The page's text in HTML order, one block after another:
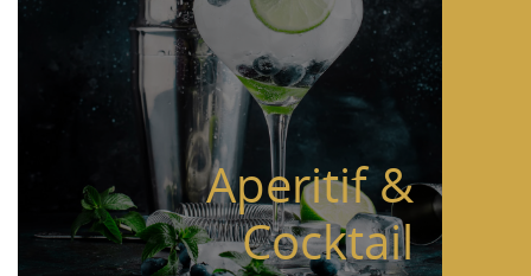
Aperitif &
Cocktail